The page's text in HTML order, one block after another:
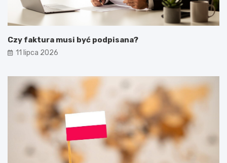
Czy faktura musi być podpisana?
11 lipca 2026